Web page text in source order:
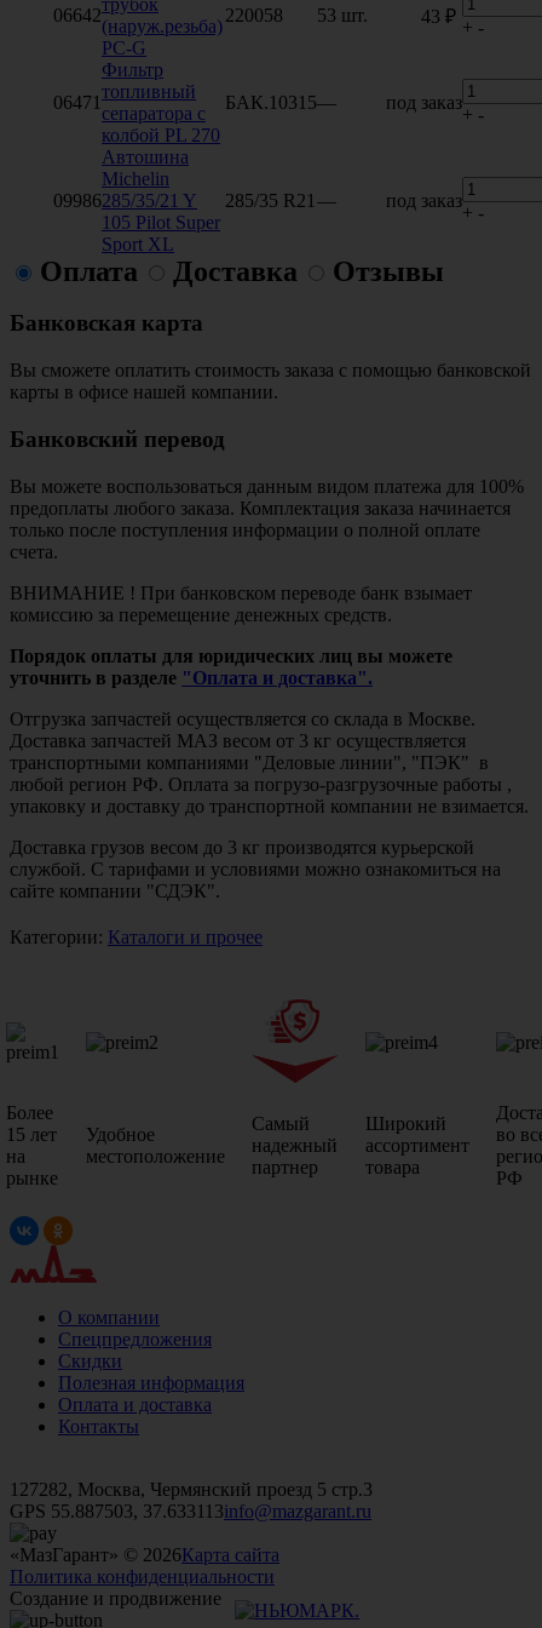
06642
(наруж.резьба)
PC-G
220058 53 шт. 43 ₽
+ -
06471
Фильтр
топливный
сепаратора с
колбой PL 270
БАК.10315— под заказ
+ -
09986
Автошина
Michelin
285/35/21 Y
105 Pilot Super
Sport XL
285/35 R21 — под заказ
+ -
Оплата Доставка Отзывы
Банковская карта
Вы сможете оплатить стоимость заказа с помощью банковской
карты в офисе нашей компании.
Банковский перевод
Вы можете воспользоваться данным видом платежа для 100%
предоплаты любого заказа. Комплектация заказа начинается
только после поступления информации о полной оплате
счета.
ВНИМАНИЕ ! При банковском переводе банк взымает
комиссию за перемещение денежных средств.
Порядок оплаты для юридических лиц вы можете
уточнить в разделе "Оплата и доставка".
Отгрузка запчастей осуществляется со склада в Москве.
Доставка запчастей МАЗ весом от 3 кг осуществляется
транспортными компаниями "Деловые линии", "ПЭК" в
любой регион РФ. Оплата за погрузо-разгрузочные работы ,
упаковку и доставку до транспортной компании не взимается.
Доставка грузов весом до 3 кг производятся курьерской
службой. С тарифами и условиями можно ознакомиться на
сайте компании "СДЭК".
Категории: Каталоги и прочее
Более
15 лет
на
рынке
Удобное
местоположение
Самый
надежный
партнер
Широкий
ассортимент
товара
во
РФ
О компании
Спецпредложения
Скидки
Полезная информация
Оплата и доставка
Контакты
127282, Москва, Чермянский проезд 5 стр.3
GPS 55.887503, 37.633113info@mazgarant.ru
«МазГарант» © 2026Карта сайта
Политика конфиденциальности
Создание и продвижение